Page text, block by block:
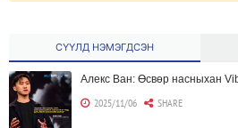
СҮҮЛД НЭМЭГДСЭН
Алекс Ван: Өсвөр насныхан
2025/11/06 SHARE